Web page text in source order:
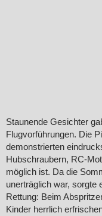
Staunende Gesichter
Flugvorführungen. Die
demonstrierten
Hubschraubern, RC-
möglich ist. Da die
unerträglich war, sorgte
Rettung: Beim
Kinder herrlich